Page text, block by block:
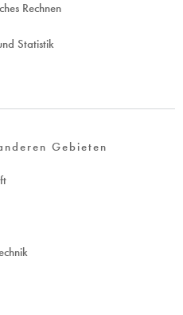
Rechnen
Statistik
Gebieten